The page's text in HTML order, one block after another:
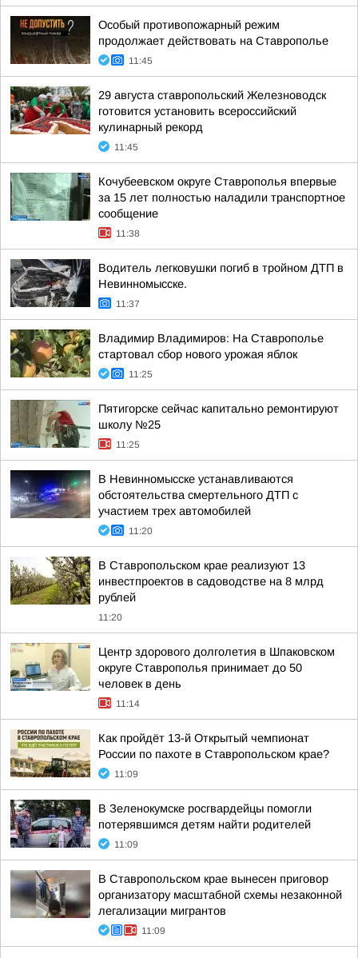
Особый противопожарный режим
продолжает действовать на Ставрополье
11:45
29 августа ставропольский Железноводск
готовится установить всероссийский
кулинарный рекорд
11:45
Кочубеевском округе Ставрополья впервые
за 15 лет полностью наладили транспортное
сообщение
11:38
Водитель легковушки погиб в тройном ДТП в
Невинномысске.
11:37
Владимир Владимиров: На Ставрополье
стартовал сбор нового урожая яблок
11:25
Пятигорске сейчас капитально ремонтируют
школу №25
11:25
В Невинномысске устанавливаются
обстоятельства смертельного ДТП с
участием трех автомобилей
11:20
В Ставропольском крае реализуют 13
инвестпроектов в садоводстве на 8 млрд
рублей
11:20
Центр здорового долголетия в Шпаковском
округе Ставрополья принимает до 50
человек в день
11:14
Как пройдёт 13-й Открытый чемпионат
России по пахоте в Ставропольском крае?
11:09
В Зеленокумске росгвардейцы помогли
потерявшимся детям найти родителей
11:09
В Ставропольском крае вынесен приговор
организатору масштабной схемы незаконной
легализации мигрантов
11:09